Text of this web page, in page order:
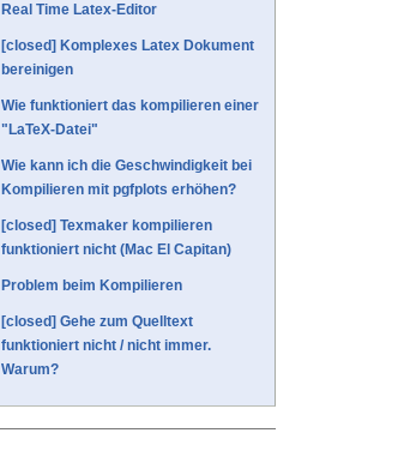
Real Time Latex-Editor
[closed] Komplexes Latex Dokument
bereinigen
Wie funktioniert das kompilieren einer
"LaTeX-Datei"
Wie kann ich die Geschwindigkeit bei
Kompilieren mit pgfplots erhöhen?
[closed] Texmaker kompilieren
funktioniert nicht (Mac El Capitan)
Problem beim Kompilieren
[closed] Gehe zum Quelltext
funktioniert nicht / nicht immer.
Warum?